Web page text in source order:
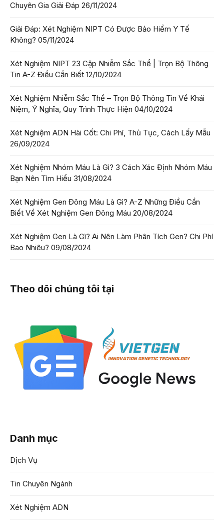
Chuyên Gia Giải Đáp 26/11/2024
Giải Đáp: Xét Nghiệm NIPT Có Được Bảo Hiểm Y Tế
Không? 05/11/2024
Xét Nghiệm NIPT 23 Cặp Nhiễm Sắc Thể | Trọn Bộ Thông
Tin A-Z Điều Cần Biết 12/10/2024
Xét Nghiệm Nhiễm Sắc Thể – Trọn Bộ Thông Tin Về Khái
Niệm, Ý Nghĩa, Quy Trình Thực Hiện 04/10/2024
Xét Nghiệm ADN Hài Cốt: Chi Phí, Thủ Tục, Cách Lấy Mẫu
26/09/2024
Xét Nghiệm Nhóm Máu Là Gì? 3 Cách Xác Định Nhóm Máu
Bạn Nên Tìm Hiểu 31/08/2024
Xét Nghiệm Gen Đông Máu Là Gì? A-Z Những Điều Cần
Biết Về Xét Nghiệm Gen Đông Máu 20/08/2024
Xét Nghiệm Gen Là Gì? Ai Nên Làm Phân Tích Gen? Chi Phí
Bao Nhiêu? 09/08/2024
Theo dõi chúng tôi tại
Danh mục
Dịch Vụ
Tin Chuyên Ngành
Xét Nghiệm ADN